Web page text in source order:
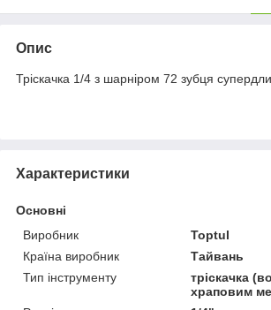
Опис
Тріскачка 1/4 з шарніром 72 зубця
Характеристики
Основні
Виробник
Toptul
Країна виробник
Тайвань
Тип інструменту
тріскачка
храповим